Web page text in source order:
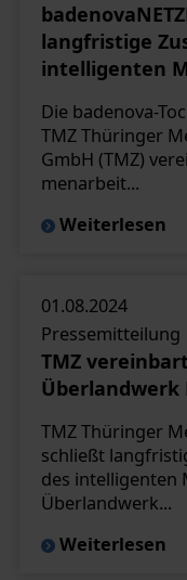
langfristige
intelligenten
Die badenova-
TMZ Thüringer
GmbH (TMZ)
menarbeit...
Weiterlesen
01.08.2024
Pressemitteilung
TMZ
TMZ Thüringer
schließt
des intelligenten
Überlandwerk...
Weiterlesen